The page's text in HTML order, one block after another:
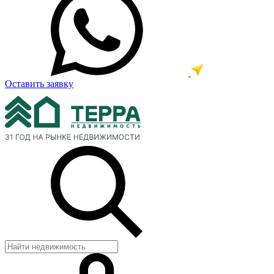
Оставить заявку